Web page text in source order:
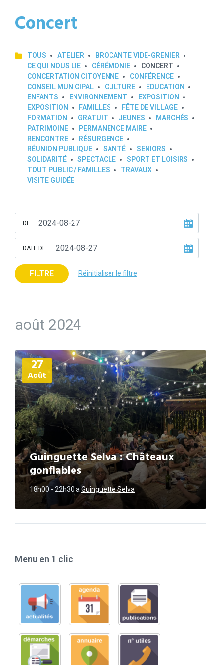
Concert
TOUS ATELIER
BROCANTE VIDE-GRENIER
CE QUI NOUS LIE
CÉRÉMONIE
CONCERT
CONCERTATION CITOYENNE
CONFÉRENCE
CONSEIL MUNICIPAL
CULTURE
EDUCATION
ENFANTS
ENVIRONNEMENT
EXPOSITION
EXPOSITION
FAMILLES
FÊTE DE VILLAGE
FORMATION
GRATUIT JEUNES
MARCHÉS
PATRIMOINE
PERMANENCE MAIRE
RENCONTRE
RÉSURGENCE
RÉUNION PUBLIQUE
SANTÉ
SENIORS
SOLIDARITÉ
SPECTACLE
SPORT ET LOISIRS
TOUT PUBLIC / FAMILLES
TRAVAUX
VISITE GUIDÉE
DE:
DATE DE :
FILTRE Réinitialiser le filtre
août 2024
27
Août
Guinguette Selva : Châteaux
gonflables
18h00 - 22h30 aGuinguette Selva
Plus
d'informations
Menu en 1 clic